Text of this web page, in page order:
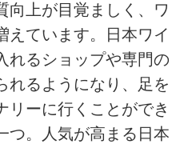
向上が目覚ましく、ワ
えています。日本ワイ
れるショップや専門の
れるようになり、足を
リーに行くことができ
つ。人気が高まる日本